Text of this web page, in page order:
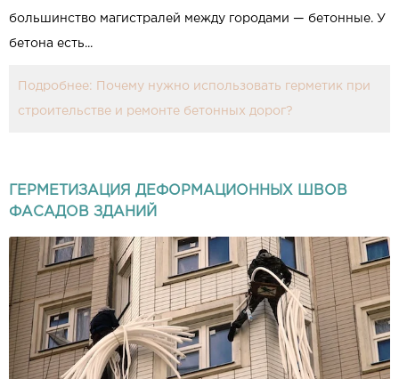
большинство магистралей между городами — бетонные. У
бетона есть...
Подробнее: Почему нужно использовать герметик при
строительстве и ремонте бетонных дорог?
ГЕРМЕТИЗАЦИЯ ДЕФОРМАЦИОННЫХ ШВОВ
ФАСАДОВ ЗДАНИЙ